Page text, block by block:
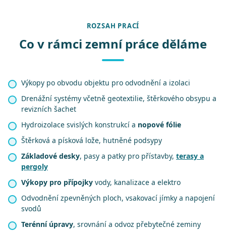
ROZSAH PRACÍ
Co v rámci zemní práce děláme
Výkopy po obvodu objektu pro odvodnění a izolaci
Drenážní systémy včetně geotextilie, štěrkového obsypu a
revizních šachet
Hydroizolace svislých konstrukcí a nopové fólie
Štěrková a písková lože, hutněné podsypy
Základové desky, pasy a patky pro přístavby, terasy a
pergoly
Výkopy pro přípojky vody, kanalizace a elektro
Odvodnění zpevněných ploch, vsakovací jímky a napojení
svodů
Terénní úpravy, srovnání a odvoz přebytečné zeminy